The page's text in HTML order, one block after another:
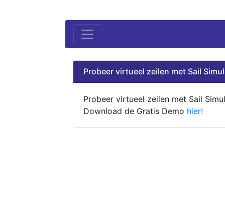
Probeer virtueel zeilen met Sail
Probeer virtueel zeilen met Sail
Download de Gratis Demo hier!